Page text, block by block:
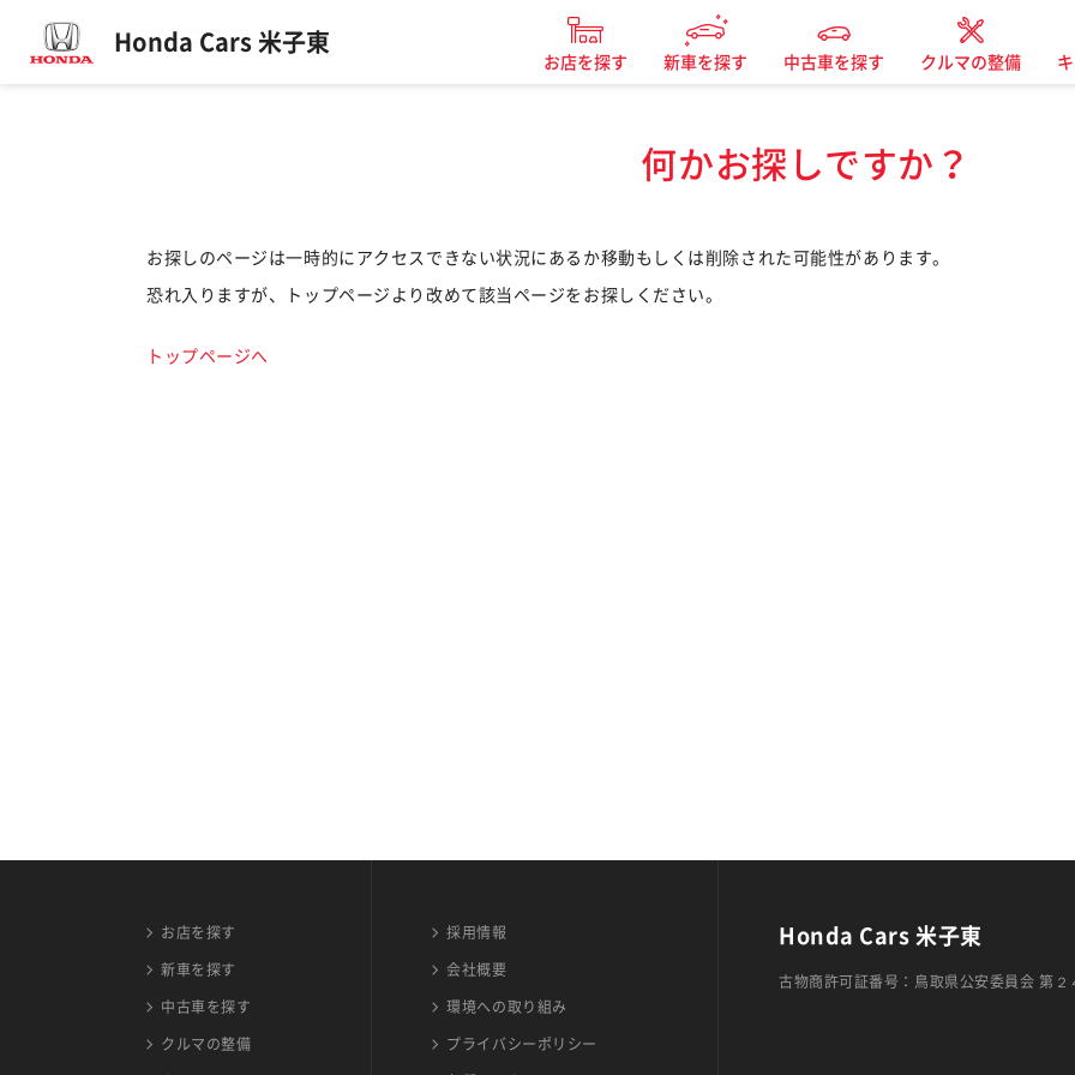
Honda Cars 米子東
お店を探す 新車を探す 中古車を探す クルマの整備
何かお探しですか？
お探しのページは一時的にアクセスできない状況にあるか移動もしくは削除された可能性があります。
恐れ入りますが、トップページより改めて該当ページをお探しください。
トップページへ
お店を探す
新車を探す
中古車を探す
クルマの整備
採用情報
会社概要
環境への取り組み
プライバシーポリシー
Honda Cars 米子東
古物商許可証番号：鳥取県公安委員会 第２